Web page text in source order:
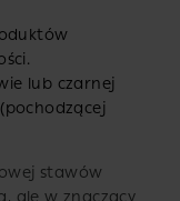
lub czarnej
stawów
ale w znaczący